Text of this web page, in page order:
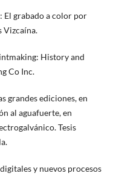
El grabado a color por
Vizcaína.
History and
Co Inc.
grandes ediciones, en
al aguafuerte, en
Tesis
y nuevos procesos